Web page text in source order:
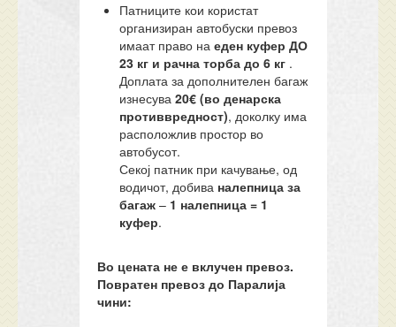
Патниците кои користат
организиран автобуски превоз
имаат право наеден куфер ДО
23 кг и рачна торба до 6 кг .
Доплата за дополнителен багаж
изнесува20€ (во денарска
противвредност), доколку има
расположлив простор во
автобусот.
Секој патник при качување, од
водичот, добива налепница за
багаж – 1 налепница = 1
куфер.
Во цената не е вклучен превоз.
Повратен превоз до Паралија
чини: